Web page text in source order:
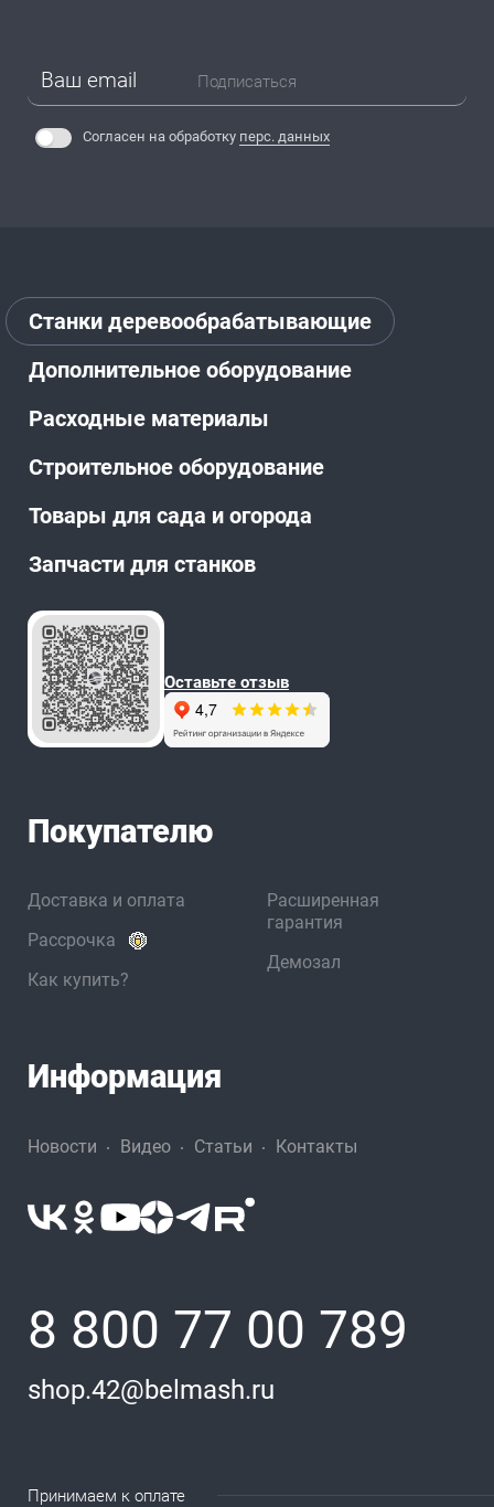
Станки деревообрабатывающие
Дополнительное оборудование
Расходные материалы
Строительное оборудование
Товары для сада и огорода
Запчасти для станков
Оставьте отзыв
Подписаться
Согласен на обработку перс. данных
Покупателю
Доставка и оплата
Рассрочка
Как купить?
Расширенная
гарантия
Демозал
Информация
Новости Видео Статьи Контакты
8 800 77 00 789
shop.42@belmash.ru
Принимаем к оплате